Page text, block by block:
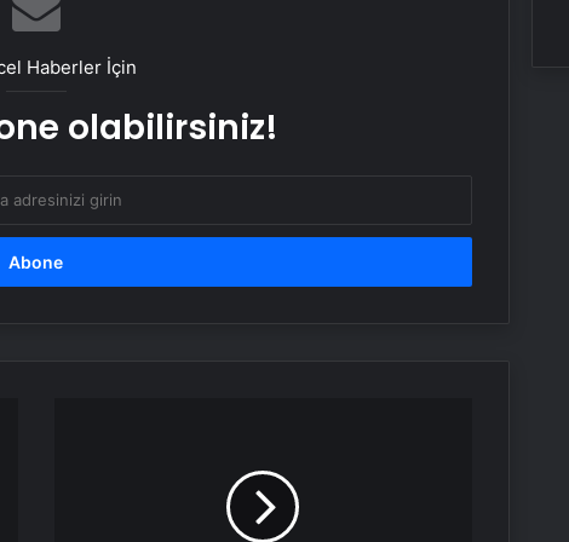
Devlet Bahçeli’den Kabine’ye Türk
Haberler İçin
olabilirsiniz!